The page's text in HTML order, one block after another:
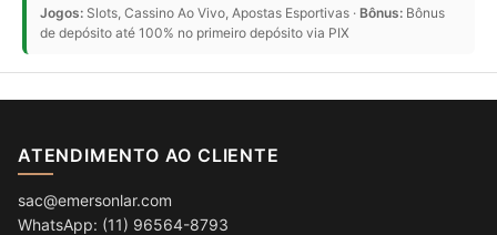
Jogos: Slots, Cassino Ao Vivo, Apostas Esportivas · Bônus: Bônus
de depósito até 100% no primeiro depósito via PIX
ATENDIMENTO AO CLIENTE
sac@emersonlar.com
WhatsApp: (11) 96564-8793